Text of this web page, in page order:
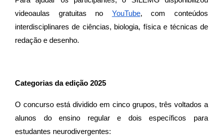
videoaulas gratuitas no YouTube, com conteúdos
interdisciplinares de ciências, biologia, física e técnicas de
redação e desenho.
Categorias da edição 2025
O concurso está dividido em cinco grupos, três voltados a
alunos do ensino regular e dois específicos para
estudantes neurodivergentes: